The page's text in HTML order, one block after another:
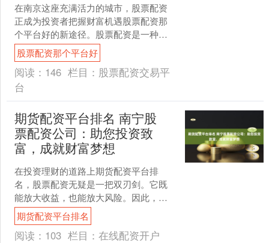
在南京这座充满活力的城市，股票配资
正成为投资者把握财富机遇股票配资那
个平台好的新途径。股票配资是一种杠
杆化的投资方式，可以放大您的投资资
金，从而提高潜在收益。 ....
股票配资那个平台好
阅读： 146 栏目： 股票配资交易平
台
期货配资平台排名 南宁股
票配资公司：助您投资致
富，成就财富梦想
在投资理财的道路上期货配资平台排
名，股票配资无疑是一把双刃剑。它既
能放大收益，也能放大风险。因此，选
择一家靠谱的股票配资公司至关重要。 *
**爆仓风险：**当....
期货配资平台排名
阅读： 103 栏目： 在线配资开户